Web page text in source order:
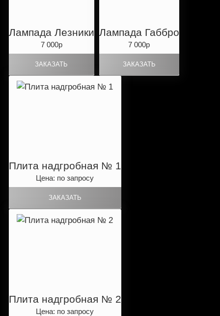
Лампада Лезники
7 000р
Лампада Габбро
7 000р
Плита надгробная № 1
Цена: по запросу
Плита надгробная № 2
Цена: по запросу